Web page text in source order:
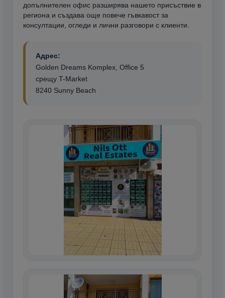
допълнителен офис разширява нашето присъствие в
региона и създава още повече гъвкавост за
консултации, огледи и лични разговори с клиенти.
Адрес:
Golden Dreams Komplex, Office 5
срещу T-Market
8240 Sunny Beach